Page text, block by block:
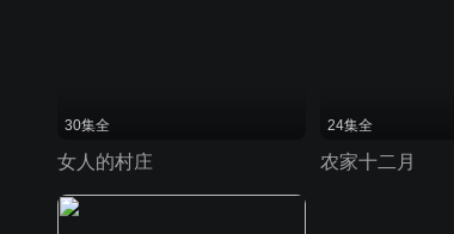
30集全
女人的村庄
24集全
农家十二月